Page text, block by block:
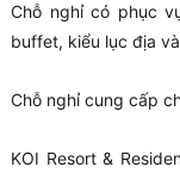
Chỗ nghỉ có phục
buffet, kiểu lục địa
Chỗ nghỉ cung cấp
KOI Resort &